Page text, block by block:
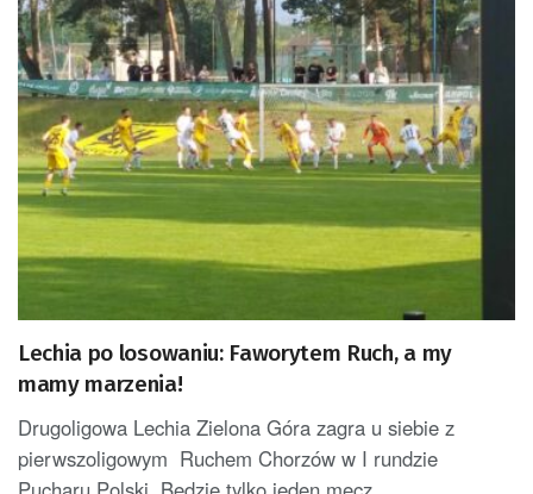
Lechia po losowaniu: Faworytem Ruch, a my
mamy marzenia!
Drugoligowa Lechia Zielona Góra zagra u siebie z
pierwszoligowym Ruchem Chorzów w I rundzie